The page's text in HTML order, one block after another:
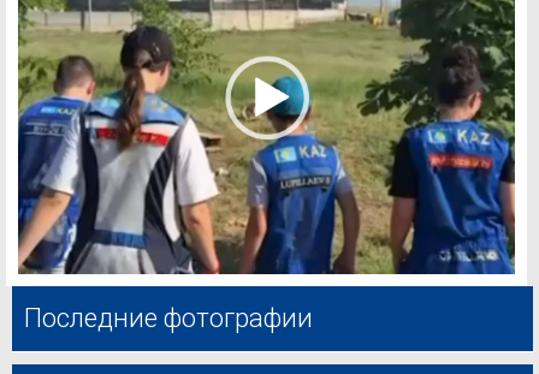
Последние фотографии